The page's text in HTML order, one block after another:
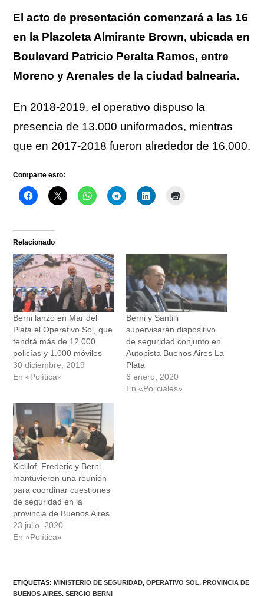
El acto de presentación comenzará a las 16
en la Plazoleta Almirante Brown, ubicada en
Boulevard Patricio Peralta Ramos, entre
Moreno y Arenales de la ciudad balnearia.
En 2018-2019, el operativo dispuso la
presencia de 13.000 uniformados, mientras
que en 2017-2018 fueron alrededor de 16.000.
Comparte esto:
Relacionado
Berni lanzó en Mar del
Plata el Operativo Sol, que
tendrá más de 12.000
policías y 1.000 móviles
30 diciembre, 2019
En «Política»
Berni y Santilli
supervisarán dispositivo
de seguridad conjunto en
Autopista Buenos Aires La
Plata
6 enero, 2020
En «Policiales»
Kicillof, Frederic y Berni
mantuvieron una reunión
para coordinar cuestiones
de seguridad en la
provincia de Buenos Aires
23 julio, 2020
En «Política»
ETIQUETAS:MINISTERIO DE SEGURIDAD, OPERATIVO SOL, PROVINCIA DE
BUENOS AIRES, SERGIO BERNI